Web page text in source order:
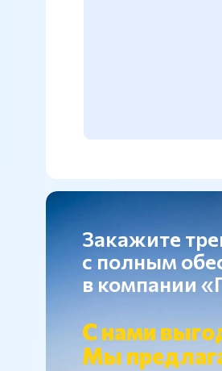
Закажите
с полным
в компании
С нами
Мы